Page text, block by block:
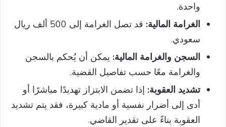
واحدة.
الغرامة المالية:
قد تصل الغرامة إلى 500 ألف ريال
سعودي.
السجن والغرامة المالية: يمكن أن يُحكم بالسجن
والغرامة معًا حسب تفاصيل القضية.
تشديد العقوبة: إذا تضمن الابتزاز تهديدًا مباشرًا أو
أدى إلى أضرار نفسية أو مادية كبيرة، فقد يتم تشديد
العقوبة بناءً على تقدير القاضي.